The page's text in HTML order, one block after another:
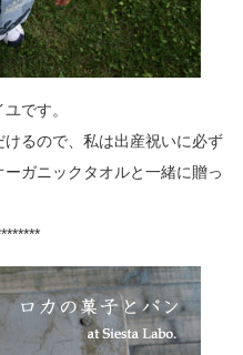
です。
るので、私は出産祝いに必ず
ガニックタオルと一緒に贈っ